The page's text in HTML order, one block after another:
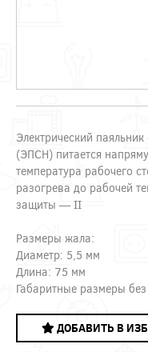
Электрический
(ЭПСН) питается
температура рабочего
разогрева до рабочей
защиты — II
Размеры жала:
Диаметр: 5,5 мм
Длина: 75 мм
Габаритные размеры
ДОБАВИТЬ В